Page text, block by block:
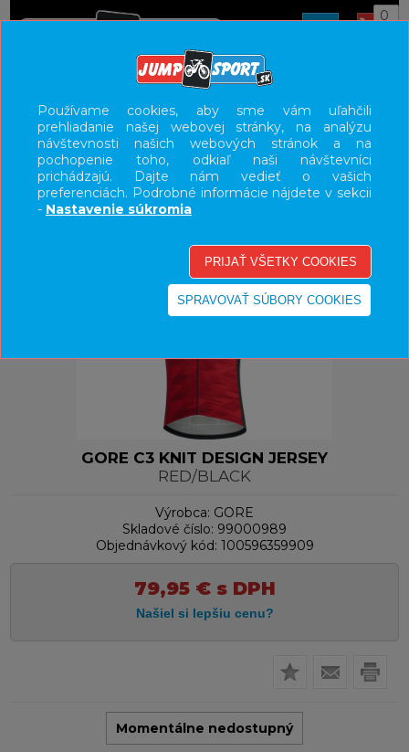
0
UŽÍVATEĽSKÝ PANEL
KATEGÓRIE
HLAVNÉ MENU
GORE C3 KNIT DESIGN JERSEY
RED/BLACK
Výrobca: GORE
Skladové číslo: 99000989
Objednávkový kód: 100596359909
79,95 €s DPH
Momentálne nedostupný
Používame cookies, aby sme vám uľahčili
prehliadanie našej webovej stránky, na analýzu
návštevnosti našich webových stránok a na
pochopenie toho, odkiaľ naši návštevníci
prichádzajú. Dajte nám vedieť o vašich
preferenciách. Podrobné informácie nájdete v sekcii
- Nastavenie súkromia